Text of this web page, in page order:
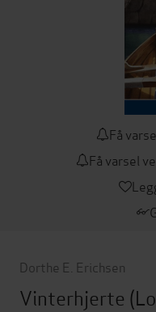
Få
Få varsel
Dorthe E. Erichsen
Vinterhjerte